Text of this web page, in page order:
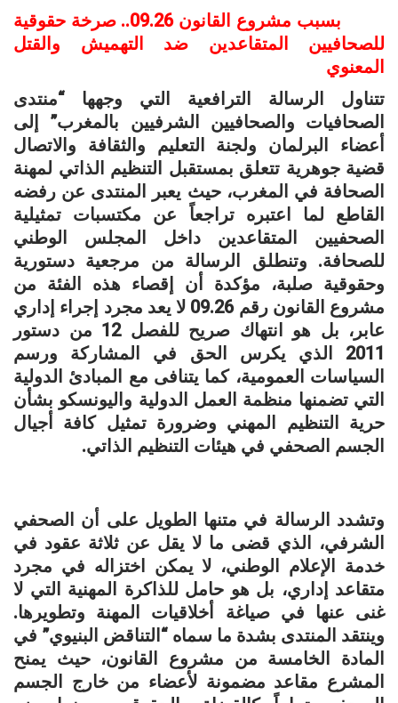
بسبب مشروع القانون 09.26.. صرخة حقوقية
للصحافيين المتقاعدين ضد التهميش والقتل
المعنوي
تتناول الرسالة الترافعية التي وجهها “منتدى
الصحافيات والصحافيين الشرفيين بالمغرب” إلى
أعضاء البرلمان ولجنة التعليم والثقافة والاتصال
قضية جوهرية تتعلق بمستقبل التنظيم الذاتي لمهنة
الصحافة في المغرب، حيث يعبر المنتدى عن رفضه
القاطع لما اعتبره تراجعاً عن مكتسبات تمثيلية
الصحفيين المتقاعدين داخل المجلس الوطني
للصحافة. وتنطلق الرسالة من مرجعية دستورية
وحقوقية صلبة، مؤكدة أن إقصاء هذه الفئة من
مشروع القانون رقم 09.26 لا يعد مجرد إجراء إداري
عابر، بل هو انتهاك صريح للفصل 12 من دستور
2011 الذي يكرس الحق في المشاركة ورسم
السياسات العمومية، كما يتنافى مع المبادئ الدولية
التي تضمنها منظمة العمل الدولية واليونسكو بشأن
حرية التنظيم المهني وضرورة تمثيل كافة أجيال
الجسم الصحفي في هيئات التنظيم الذاتي.
وتشدد الرسالة في متنها الطويل على أن الصحفي
الشرفي، الذي قضى ما لا يقل عن ثلاثة عقود في
خدمة الإعلام الوطني، لا يمكن اختزاله في مجرد
متقاعد إداري، بل هو حامل للذاكرة المهنية التي لا
غنى عنها في صياغة أخلاقيات المهنة وتطويرها.
وينتقد المنتدى بشدة ما سماه “التناقض البنيوي” في
المادة الخامسة من مشروع القانون، حيث يمنح
المشرع مقاعد مضمونة لأعضاء من خارج الجسم